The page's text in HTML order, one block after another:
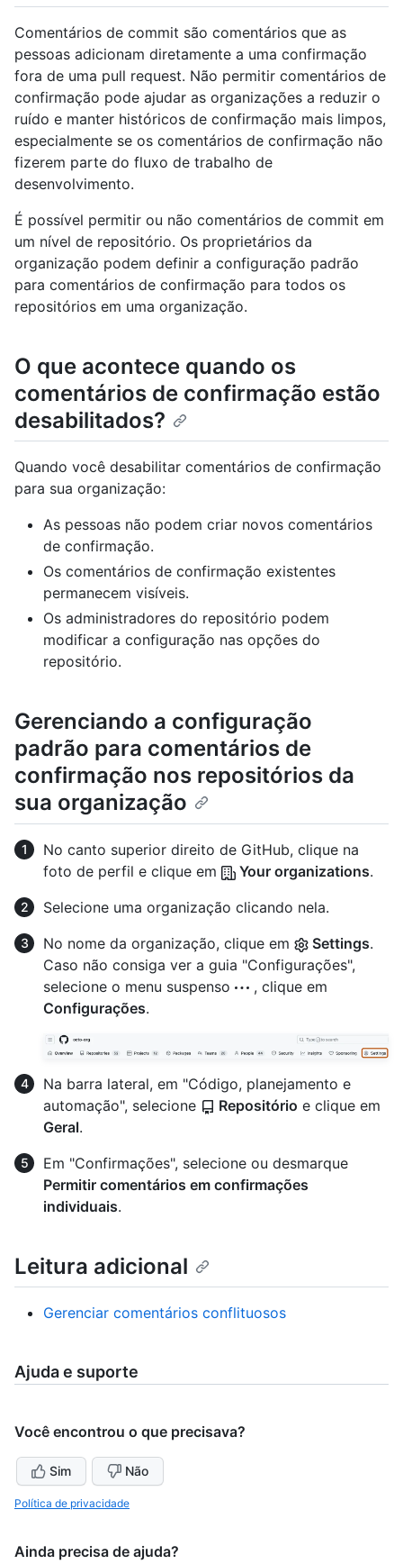
Comentários de commit são comentários que as
pessoas adicionam diretamente a uma confirmação
fora de uma pull request. Não permitir comentários de
confirmação pode ajudar as organizações a reduzir o
ruído e manter históricos de confirmação mais limpos,
especialmente se os comentários de confirmação não
fizerem parte do fluxo de trabalho de
desenvolvimento.
É possível permitir ou não comentários de commit em
um nível de repositório. Os proprietários da
organização podem definir a configuração padrão
para comentários de confirmação para todos os
repositórios em uma organização.
O que acontece quando os
comentários de confirmação estão
desabilitados?
Quando você desabilitar comentários de confirmação
para sua organização:
As pessoas não podem criar novos comentários
de confirmação.
Os comentários de confirmação existentes
permanecem visíveis.
Os administradores do repositório podem
modificar a configuração nas opções do
repositório.
Gerenciando a configuração
padrão para comentários de
confirmação nos repositórios da
sua organização
No canto superior direito de GitHub, clique na
foto de perfil e clique em
Your organizations.
Selecione uma organização clicando nela.
No nome da organização, clique em
Settings.
Caso não consiga ver a guia "Configurações",
selecione o menu suspenso
, clique em
Configurações.
Na barra lateral, em "Código, planejamento e
automação", selecione
Repositório e clique em
Geral.
Em "Confirmações", selecione ou desmarque
Permitir comentários em confirmações
individuais.
Leitura adicional
Gerenciar comentários conflituosos
Ajuda e suporte
Você encontrou o que precisava?
Sim Não
Política de privacidade
Ainda precisa de ajuda?